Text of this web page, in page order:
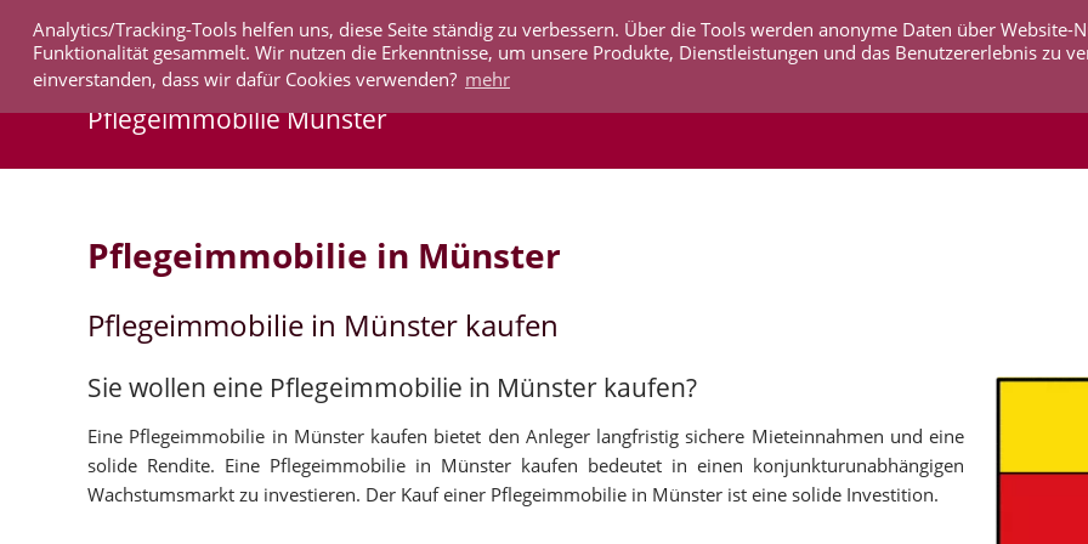
Analytics/Tracking-Tools helfen uns, diese Seite ständig zu verbessern. Über die Tools werden anonyme Daten über Website-
Funktionalität gesammelt. Wir nutzen die Erkenntnisse, um unsere Produkte, Dienstleistungen und das Benutzererlebnis zu
einverstanden, dass wir dafür Cookies verwenden? mehr
IMMOBILIEN AKTUELLES UNTERNEHMEN SERVICE
Pflegeimmobilie Münster
Pflegeimmobilie in Münster
Pflegeimmobilie in Münster kaufen
Sie wollen eine Pflegeimmobilie in Münster kaufen?
Eine Pflegeimmobilie in Münster kaufen bietet den Anleger langfristig sichere Mieteinnahmen und eine
solide Rendite. Eine Pflegeimmobilie in Münster kaufen bedeutet in einen konjunkturunabhängigen
Wachstumsmarkt zu investieren. Der Kauf einer Pflegeimmobilie in Münster ist eine solide Investition.